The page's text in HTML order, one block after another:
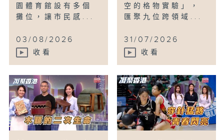
園體育館設有多個
攤位，讓市民感...
03/08/2026
收看
空的格物實驗」，
匯聚九位跨領域...
31/07/2026
收看